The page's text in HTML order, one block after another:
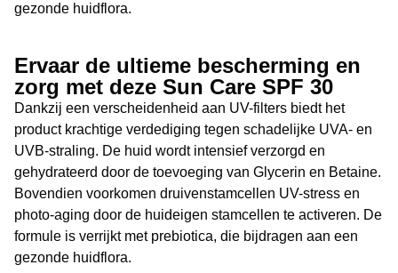
gezonde huidflora.
Ervaar de ultieme bescherming en
zorg met deze Sun Care SPF 30
Dankzij een verscheidenheid aan UV-filters biedt het
product krachtige verdediging tegen schadelijke UVA- en
UVB-straling. De huid wordt intensief verzorgd en
gehydrateerd door de toevoeging van Glycerin en Betaine.
Bovendien voorkomen druivenstamcellen UV-stress en
photo-aging door de huideigen stamcellen te activeren. De
formule is verrijkt met prebiotica, die bijdragen aan een
gezonde huidflora.